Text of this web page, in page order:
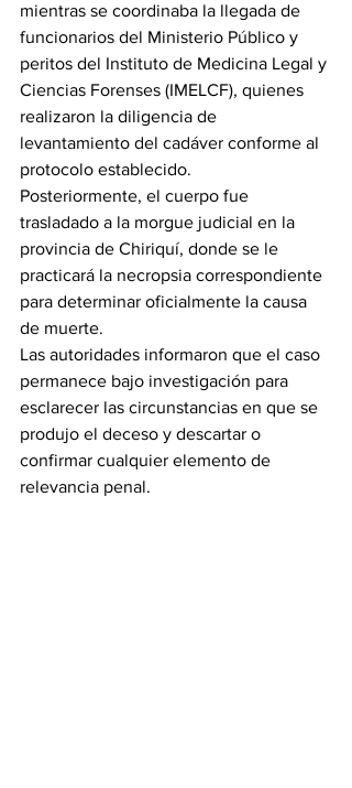
mientras se coordinaba la llegada de
funcionarios del Ministerio Público y
peritos del Instituto de Medicina Legal y
Ciencias Forenses (IMELCF), quienes
realizaron la diligencia de
levantamiento del cadáver conforme al
protocolo establecido.
Posteriormente, el cuerpo fue
trasladado a la morgue judicial en la
provincia de Chiriquí, donde se le
practicará la necropsia correspondiente
para determinar oficialmente la causa
de muerte.
Las autoridades informaron que el caso
permanece bajo investigación para
esclarecer las circunstancias en que se
produjo el deceso y descartar o
confirmar cualquier elemento de
relevancia penal.